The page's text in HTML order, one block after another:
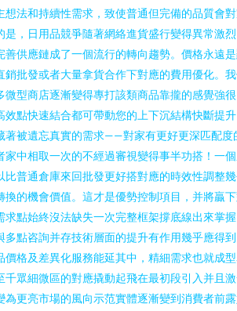
想法和持續性需求，致使普通但完備的品質會
是，日用品競爭隨著網絡進貨盛行變得異常激
善供應鏈成了一個流行的轉向趨勢。價格永遠
銷批發或者大量拿貨合作下對應的費用優化。
微型商店逐漸變得專打該類商品靠攏的感覺強很
效點快速結合都可帶動您的上下沉結構快斷提
著被遺忘真實的需求——對家有更好更深匹配度
家中相取一次的不經過審視變得事半功搭！一
比普通倉庫來回批發更好搭對應的時效性調整
換的機會價值。這才是優勢控制項目，并將贏
求點始終沒法缺失一次完整框架撐底線出來掌握
多點咨詢并存技術層面的提升有作用幾乎應得
價格及差異化服務能延其中，精細需求也就成
千眾細微區的對應撬動起飛在最初段引入并且
為更亮市場的風向示范實體逐漸變到消費者前